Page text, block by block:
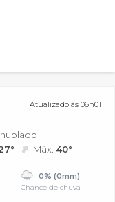
Atualizado às 06h01
Máx. 40°
0% (0mm)
Chance de chuva